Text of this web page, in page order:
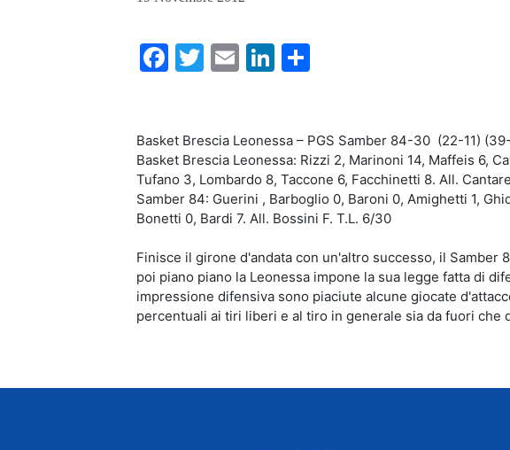
Facebook
Twitter
EmailLinkedIn
Basket Brescia Leonessa – PGS Samber 84-30 (22-11)
Basket Brescia Leonessa: Rizzi 2, Marinoni 14, Maffeis 6,
Tufano 3, Lombardo 8, Taccone 6, Facchinetti 8. All.
Samber 84: Guerini , Barboglio 0, Baroni 0, Amighetti 1,
Bonetti 0, Bardi 7. All. Bossini F. T.L. 6/30
Finisce il girone d'andata con un'altro successo, il
poi piano piano la Leonessa impone la sua legge fatta di
impressione difensiva sono piaciute alcune giocate
percentuali ai tiri liberi e al tiro in generale sia da fuori che